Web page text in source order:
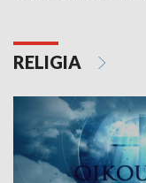
RELIGIA